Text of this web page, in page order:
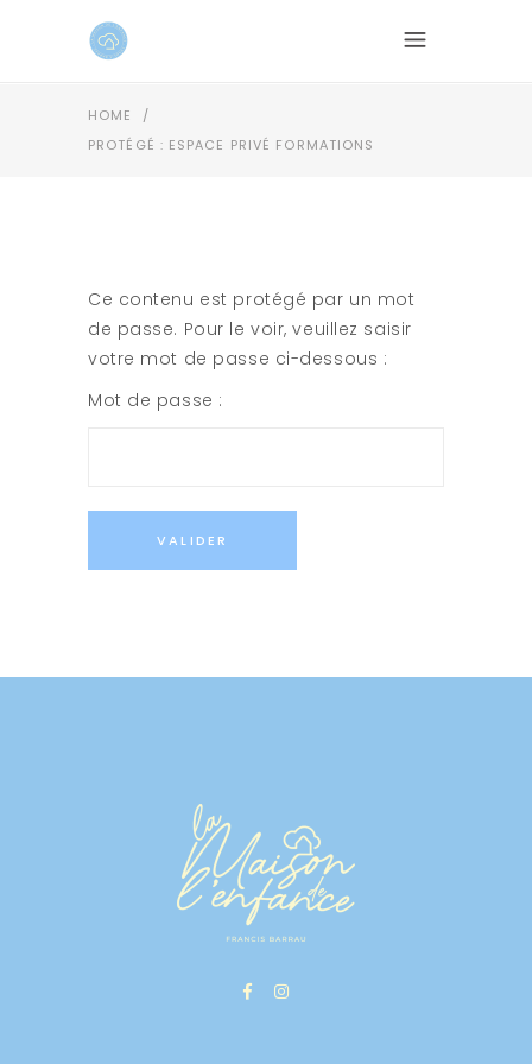
HOME
/
PROTÉGÉ : ESPACE PRIVÉ FORMATIONS
Ce contenu est protégé par un mot
de passe. Pour le voir, veuillez saisir
votre mot de passe ci-dessous :
Mot de passe :